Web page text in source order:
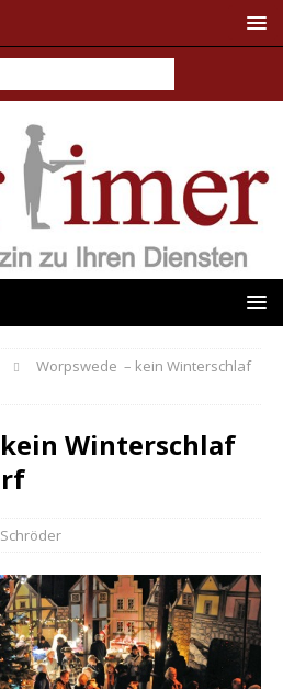
Worpswede – kein Winterschlaf
Winterschlaf